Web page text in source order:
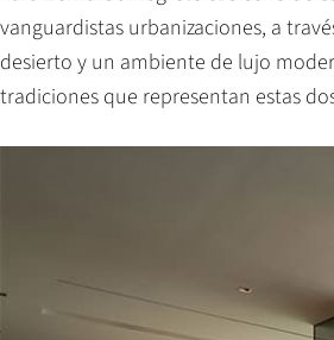
vanguardistas urbanizaciones, a
desierto y un ambiente de lujo
tradiciones que representan estas